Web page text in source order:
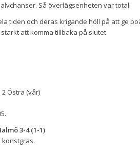
Så överlägsenheten var total.
tiden och deras krigande höll på att ge
att komma tillbaka på slutet.
Östra (vår)
3-4 (1-1)
konstgräs.